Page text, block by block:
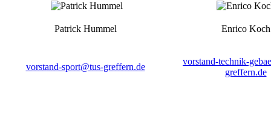
Patrick Hummel Enrico Koch
vorstand-sport@tus-greffern.de
vorstand-technik-
greffern.de